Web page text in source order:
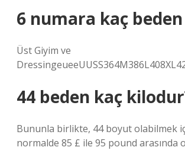
6 numara kaç
Üst Giyim ve
44 beden kaç
Bununla birlikte, 44 boyut olabilmek
normalde 85 £ ile 95 pound arasında